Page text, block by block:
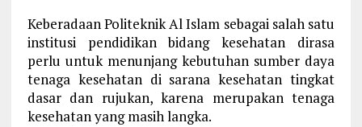
Keberadaan Politeknik Al Islam sebagai salah satu
institusi pendidikan bidang kesehatan dirasa
perlu untuk menunjang kebutuhan sumber daya
tenaga kesehatan di sarana kesehatan tingkat
dasar dan rujukan, karena merupakan tenaga
kesehatan yang masih langka.